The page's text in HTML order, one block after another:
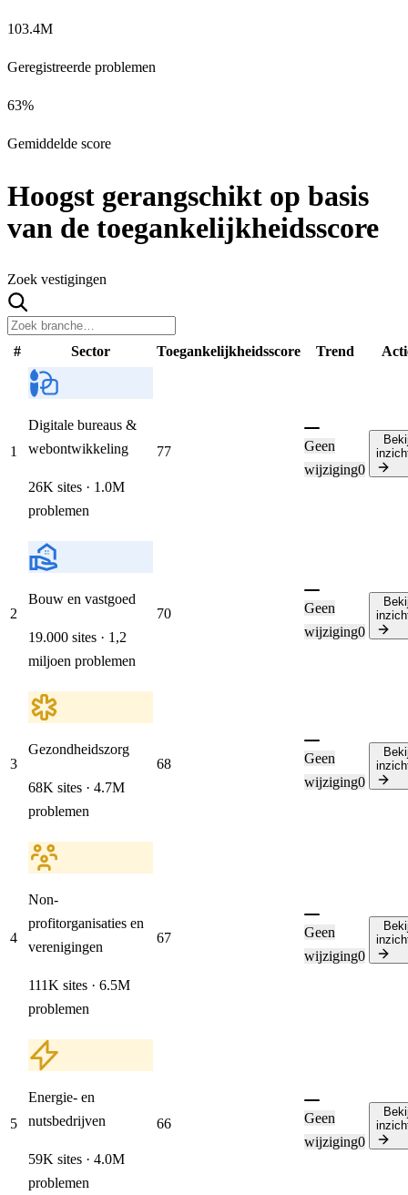
103.4M
Geregistreerde problemen
63%
Gemiddelde score
Hoogst gerangschikt op basis
van de toegankelijkheidsscore
Zoek vestigingen
# Sector Toegankelijkheidsscore Trend
1
Digitale bureaus &
webontwikkeling
26K sites · 1.0M
problemen
77
Geen
wijziging0
2
Bouw en vastgoed
19.000 sites · 1,2
miljoen problemen
70
Geen
wijziging0
3
Gezondheidszorg
68K sites · 4.7M
problemen
68
Geen
wijziging0
4
Non-
profitorganisaties en
verenigingen
111K sites · 6.5M
problemen
67
Geen
wijziging0
5
Energie- en
nutsbedrijven
59K sites · 4.0M
problemen
66
Geen
wijziging0